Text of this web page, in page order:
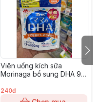
Viên uống kích sữa
Morinaga bổ sung DHA 90
240đ